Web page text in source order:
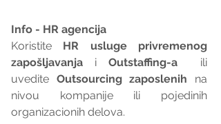
Info - HR agencija
Koristite HR usluge privremenog
zapošljavanja i Outstaffing-a
  ili
uvedite Outsourcing zaposlenih na
nivou kompanije ili pojedinih
organizacionih delova.